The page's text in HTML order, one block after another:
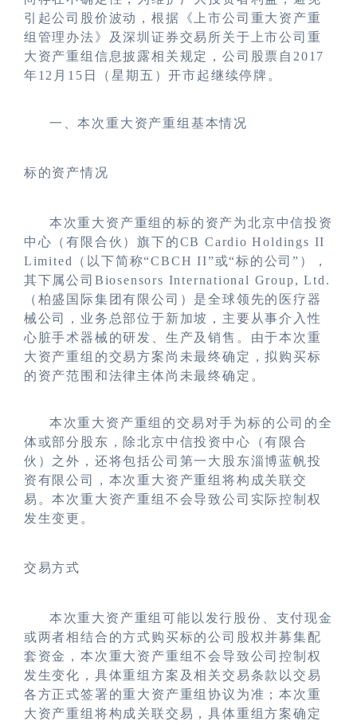
引起公司股价波动，根据《上市公司重大资产重
组管理办法》及深圳证券交易所关于上市公司重
大资产重组信息披露相关规定，公司股票自 2017
年1 2月15日（星期五）开市起继续停牌。
一、本次重大资产重组基本情况
标的资产情况
本次重大资产重组的标的资产为北京中信投资
中心（有限合伙）旗下的CB Cardio Holdings II
Limited
（以下简称“CBCH II”或“标的公司”），
其下属公司 Biosensors International Group, Ltd.
（柏盛国际集团有限公司）是全球领先的医疗器
械公司，业务总部位于新加坡，主要从事介入性
心脏手术器械的研发、生产及销售。由于本次重
大资产重组的交易方案尚未最终确定，拟购买标
的资产范围和法律主体尚未最终确定。
本次重大资产重组的交易对手为标的公司的全
体或部分股东，除北京中信投资中心（有限合
伙）之外，还将包括公司第一大股东淄博蓝帆投
资有限公司，本次重大资产重组将构成关联交
易。本次重大资产重组不会导致公司实际控制权
发生变更。
交易方式
本次重大资产重组可能以发行股份、支付现金
或两者相结合的方式购买标的公司股权并募集配
套资金，本次重大资产重组不会导致公司控制权
发生变化，具体重组方案及相关交易条款以交易
各方正式签署的重大资产重组协议为准；本次重
大资产重组将构成关联交易，具体重组方案确定